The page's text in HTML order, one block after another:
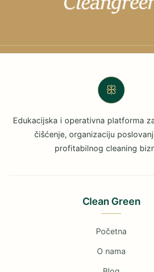
ꕥ
Edukacijska i operativna platforma
čišćenje, organizaciju
profitabilnog cleaning
Clean Green
Početna
O nama